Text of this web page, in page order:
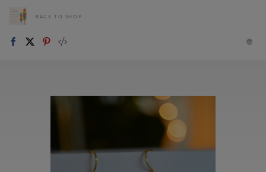
BACK TO SHOP